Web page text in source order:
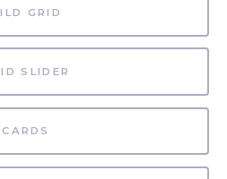
GRID
SLIDER
CARDS